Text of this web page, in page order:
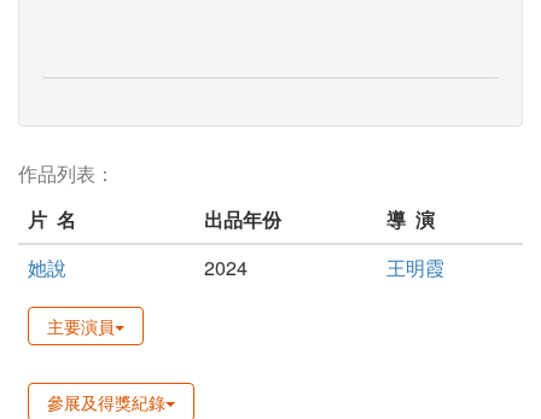
作品列表：
片 名
出品年份
導 演
她說
2024 王明霞
主要演員
參展及得獎紀錄